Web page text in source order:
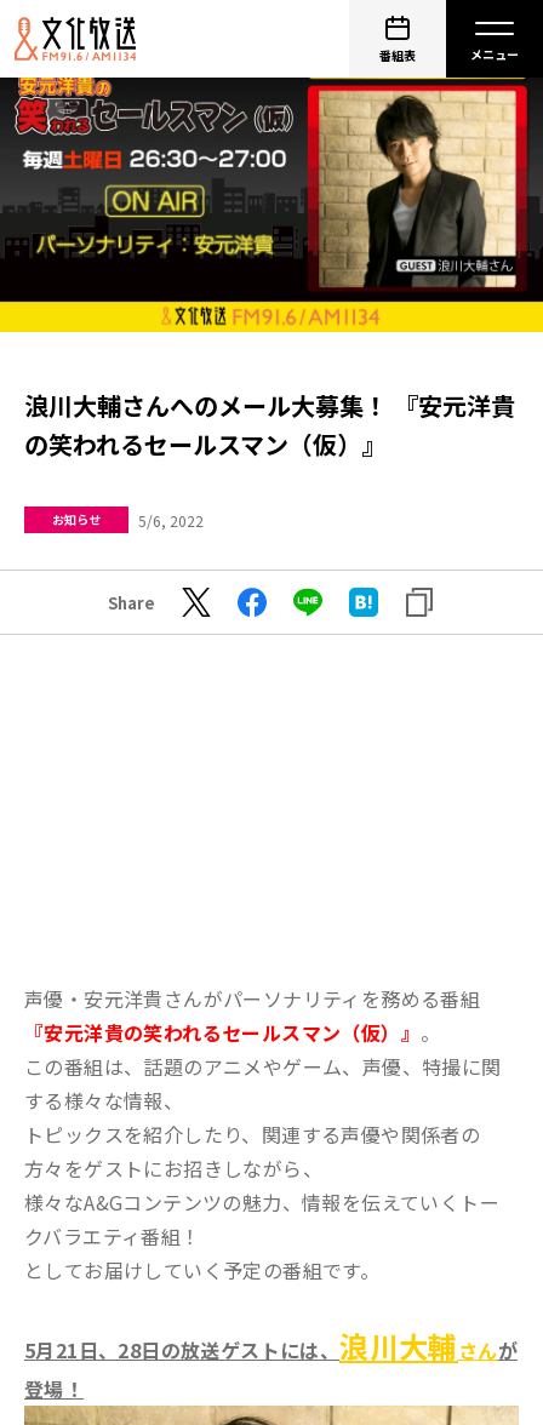
番組表
浪川大輔さんへのメール大募集！ 『安元洋貴
の笑われるセールスマン（仮）』
お知らせ 5/6, 2022
Share
声優・安元洋貴さんがパーソナリティを務める番組
『安元洋貴の笑われるセールスマン（仮）』 。
この番組は、話題のアニメやゲーム、声優、特撮に関
する様々な情報、
トピックスを紹介したり、関連する声優や関係者の
方々をゲストにお招きしながら、
様々なA&Gコンテンツの魅力、情報を伝えていくトー
クバラエティ番組！
としてお届けしていく予定の番組です。
5月21日、28日の放送ゲストには、浪川大輔さんが
登場！